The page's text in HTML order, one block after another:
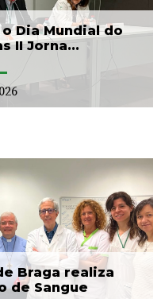
Dia Mundial do
II Jorna...
Braga realiza
de Sangue